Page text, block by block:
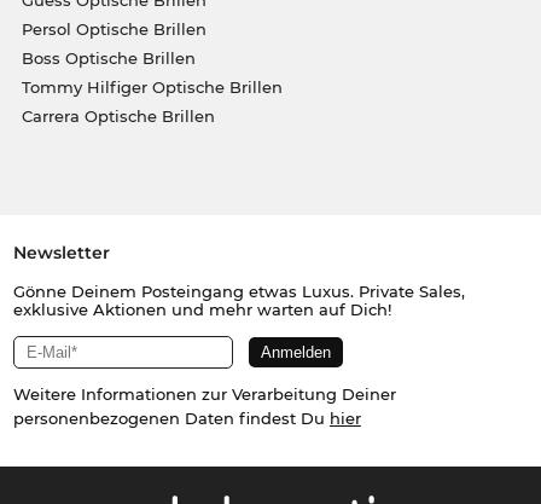
Persol Optische Brillen
Boss Optische Brillen
Tommy Hilfiger Optische Brillen
Carrera Optische Brillen
Newsletter
Gönne Deinem Posteingang etwas Luxus. Private Sales,
exklusive Aktionen und mehr warten auf Dich!
Weitere Informationen zur Verarbeitung Deiner
personenbezogenen Daten findest Du hier